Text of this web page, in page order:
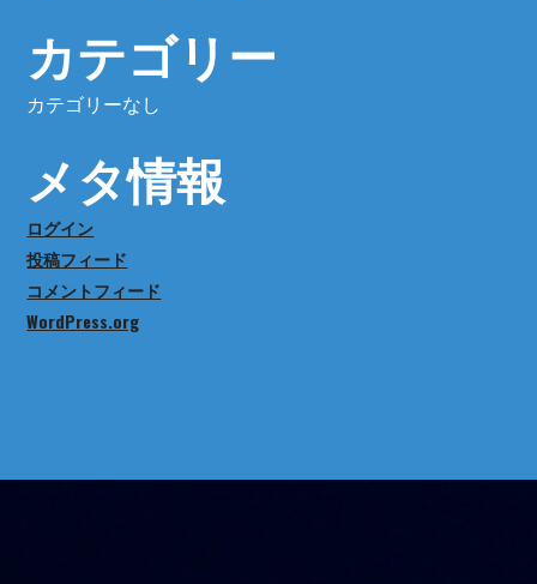
カテゴリー
カテゴリーなし
メタ情報
ログイン
投稿フィード
コメントフィード
WordPress.org